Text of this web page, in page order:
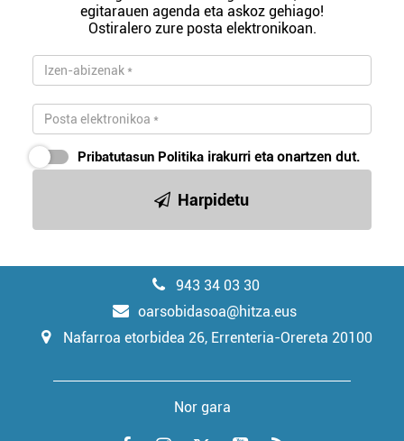
egitarauen agenda eta askoz gehiago!
Ostiralero zure posta elektronikoan.
Pribatutasun Politika irakurri eta onartzen dut.
Harpidetu
943 34 03 30
oarsobidasoa@hitza.eus
Nafarroa etorbidea 26, Errenteria-Orereta 20100
Nor gara